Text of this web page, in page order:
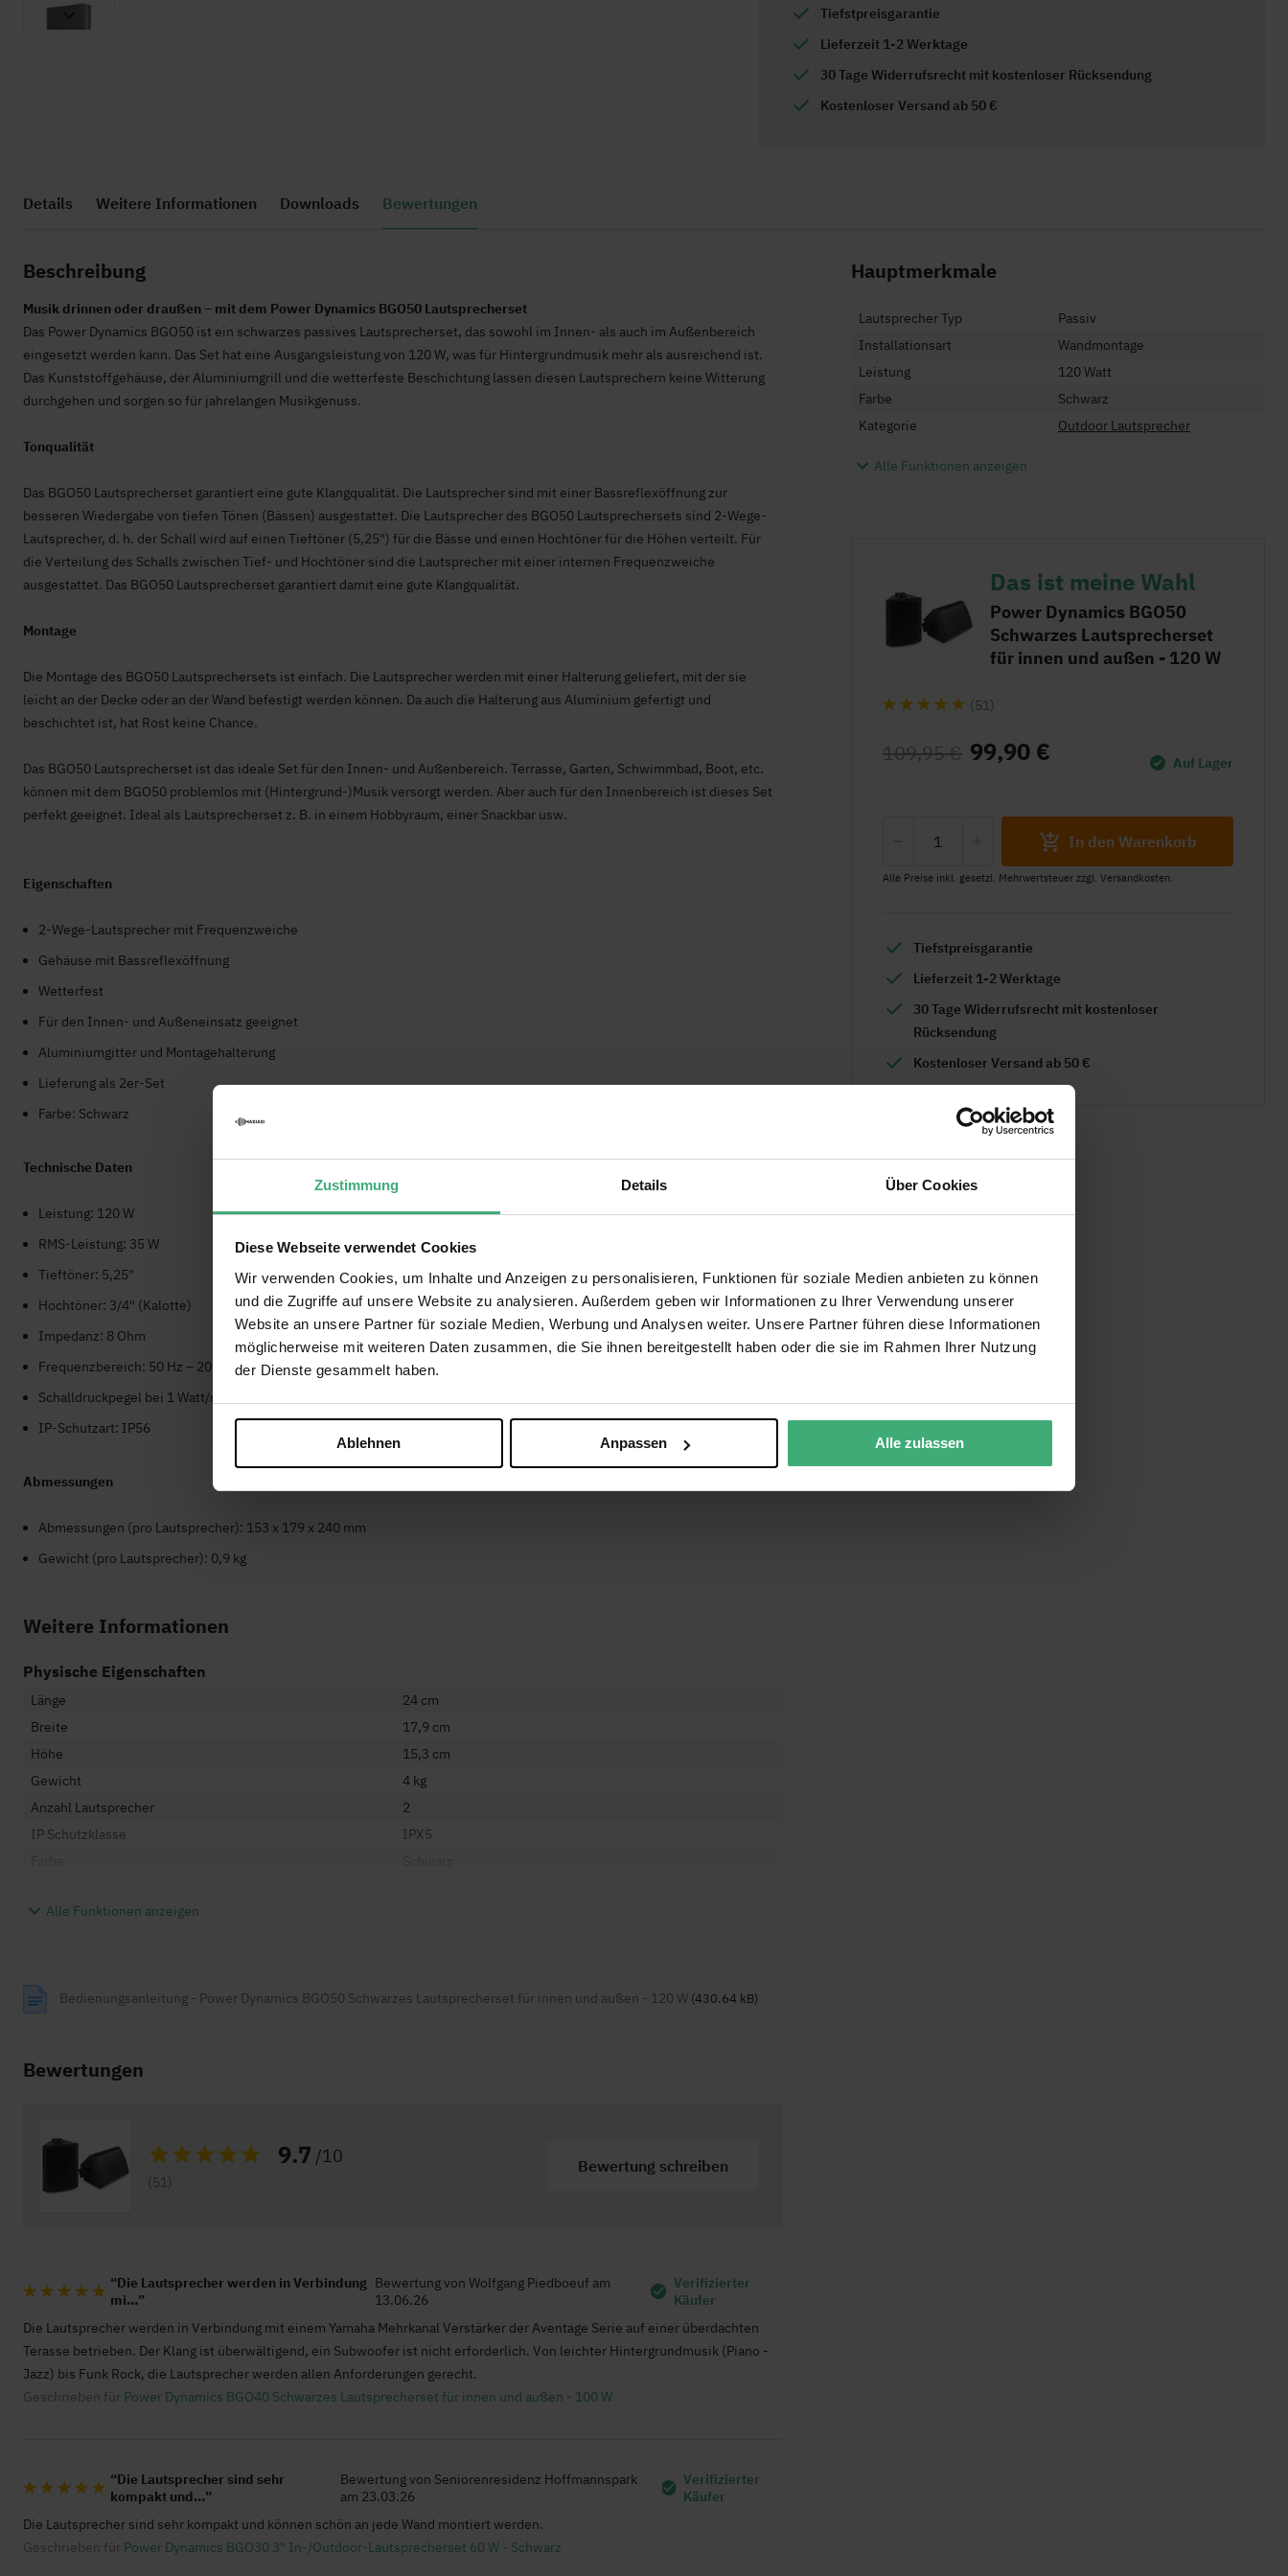
Zustimmung Details Über Cookies
Diese Webseite verwendet Cookies
Wir verwenden Cookies, um Inhalte und Anzeigen zu personalisieren, Funktionen für soziale Medien anbieten zu können
und die Zugriffe auf unsere Website zu analysieren. Außerdem geben wir Informationen zu Ihrer Verwendung unserer
Website an unsere Partner für soziale Medien, Werbung und Analysen weiter. Unsere Partner führen diese Informationen
möglicherweise mit weiteren Daten zusammen, die Sie ihnen bereitgestellt haben oder die sie im Rahmen Ihrer Nutzung
der Dienste gesammelt haben.
Ablehnen Anpassen Alle zulassen
Tiefstpreisgarantie
Lieferzeit 1-2 Werktage
30 Tage Widerrufsrecht mit kostenloser Rücksendung
Kostenloser Versand ab 50 €
Details Weitere Informationen Downloads Bewertungen
Beschreibung
Musik drinnen oder draußen – mit dem Power Dynamics BGO50 Lautsprecherset
Das Power Dynamics BGO50 ist ein schwarzes passives Lautsprecherset, das sowohl im Innen- als auch im Außenbereich
eingesetzt werden kann. Das Set hat eine Ausgangsleistung von 120 W, was für Hintergrundmusik mehr als ausreichend ist.
Das Kunststoffgehäuse, der Aluminiumgrill und die wetterfeste Beschichtung lassen diesen Lautsprechern keine Witterung
durchgehen und sorgen so für jahrelangen Musikgenuss.
Tonqualität
Das BGO50 Lautsprecherset garantiert eine gute Klangqualität. Die Lautsprecher sind mit einer Bassreflexöffnung zur
besseren Wiedergabe von tiefen Tönen (Bässen) ausgestattet. Die Lautsprecher des BGO50 Lautsprechersets sind 2-Wege-
Lautsprecher, d. h. der Schall wird auf einen Tieftöner (5,25") für die Bässe und einen Hochtöner für die Höhen verteilt. Für
die Verteilung des Schalls zwischen Tief- und Hochtöner sind die Lautsprecher mit einer internen Frequenzweiche
ausgestattet. Das BGO50 Lautsprecherset garantiert damit eine gute Klangqualität.
Montage
Die Montage des BGO50 Lautsprechersets ist einfach. Die Lautsprecher werden mit einer Halterung geliefert, mit der sie
leicht an der Decke oder an der Wand befestigt werden können. Da auch die Halterung aus Aluminium gefertigt und
beschichtet ist, hat Rost keine Chance.
Das BGO50 Lautsprecherset ist das ideale Set für den Innen- und Außenbereich. Terrasse, Garten, Schwimmbad, Boot, etc.
können mit dem BGO50 problemlos mit (Hintergrund-)Musik versorgt werden. Aber auch für den Innenbereich ist dieses Set
perfekt geeignet. Ideal als Lautsprecherset z. B. in einem Hobbyraum, einer Snackbar usw.
Eigenschaften
2-Wege-Lautsprecher mit Frequenzweiche
Gehäuse mit Bassreflexöffnung
Wetterfest
Für den Innen- und Außeneinsatz geeignet
Aluminiumgitter und Montagehalterung
Lieferung als 2er-Set
Farbe: Schwarz
Technische Daten
Leistung: 120 W
RMS-Leistung: 35 W
Tieftöner: 5,25"
Hochtöner: 3/4" (Kalotte)
Impedanz: 8 Ohm
Frequenzbereich: 50 Hz – 20 kHz
Schalldruckpegel bei 1 Watt/m: 88 dB
IP-Schutzart: IP56
Abmessungen
Abmessungen (pro Lautsprecher): 153 x 179 x 240 mm
Gewicht (pro Lautsprecher): 0,9 kg
Weitere Informationen
Physische Eigenschaften
Länge
24 cm
Breite
17,9 cm
Höhe
15,3 cm
Gewicht
4 kg
Anzahl Lautsprecher
2
IP Schutzklasse
IPX5
Wiedergabeoptionen
Inklusive Fernbedienung
Nein
Lautsprecher Typ
Woofer Größe
Höchstfrequenz
Strom-Stecker Typ
Power Dynamics
SKU
100.052
EAN Code
8715693307030
Garantie
2 Jahre
Sprache Bedienungsanleitung
Englisch, Niederländisch, Deutsch, Französisch, Spanisch
Alle Funktionen anzeigen
Bedienungsanleitung - Power Dynamics BGO50 Schwarzes Lautsprecherset für innen und außen - 120 W (430.64 kB)
Bewertungen
Bewertung: 9.7 /10
(51)
Bewertung schreiben
Die Lautsprecher werden in Verbindung
mi…
Bewertung von Wolfgang Piedboeuf am
13.06.26
Verifizierter
Käufer
Die Lautsprecher werden in Verbindung mit einem Yamaha Mehrkanal Verstärker der Aventage Serie auf einer überdachten
Terasse betrieben. Der Klang ist überwältigend, ein Subwoofer ist nicht erforderlich. Von leichter Hintergrundmusik (Piano -
Jazz) bis Funk Rock, die Lautsprecher werden allen Anforderungen gerecht.
Geschrieben für Power Dynamics BGO40 Schwarzes Lautsprecherset für innen und außen - 100 W
Die Lautsprecher sind sehr
kompakt und…
Bewertung von Seniorenresidenz Hoffmannspark
am 23.03.26
Verifizierter
Käufer
Die Lautsprecher sind sehr kompakt und können schön an jede Wand montiert werden.
Geschrieben für Power Dynamics BGO30 3" In-/Outdoor-Lautsprecherset 60 W - Schwarz
Hauptmerkmale
Lautsprecher Typ
Passiv
Installationsart
Wandmontage
Leistung
120 Watt
Farbe
Schwarz
Kategorie
Outdoor Lautsprecher
Alle Funktionen anzeigen
Das ist meine Wahl
Power Dynamics BGO50
Schwarzes Lautsprecherset
für innen und außen - 120 W
(51)
Alle Preise inkl. gesetzl. Mehrwertsteuer zzgl. Versandkosten.
99,90 €
109,95 € Auf Lager
In den Warenkorb
Tiefstpreisgarantie
Lieferzeit 1-2 Werktage
30 Tage Widerrufsrecht mit kostenloser
Rücksendung
Kostenloser Versand ab 50 €